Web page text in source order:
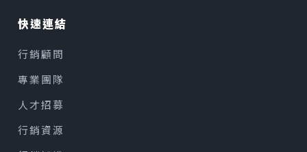
快速連結
行銷顧問
專業團隊
人才招募
行銷資源